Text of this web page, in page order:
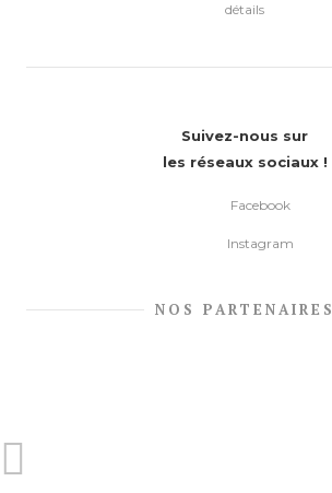
détails
Suivez-nous sur
les réseaux sociaux !
Facebook
Instagram
NOS PARTENAIRES